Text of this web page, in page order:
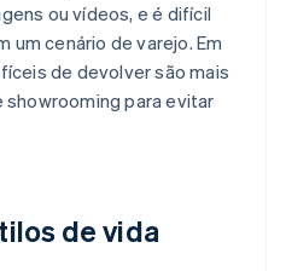
ou vídeos, e é difícil
um cenário de varejo. Em
de devolver são mais
para evitar
de vida